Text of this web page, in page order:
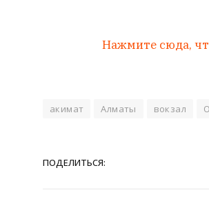
Нажмите сюда,
акимат Алматы вокзал
ПОДЕЛИТЬСЯ: